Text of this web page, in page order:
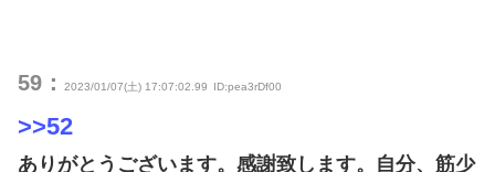
59： 2023/01/07(土) 17:07:02.99 ID:pea3rDf00
>>52
ありがとうございます。感謝致します。自分、筋少